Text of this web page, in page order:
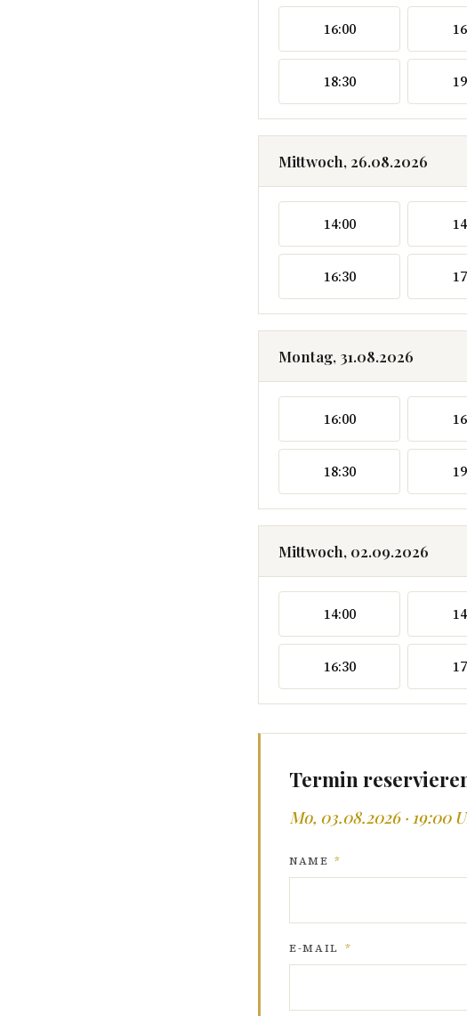
16:00
18:30
Mittwoch, 26.08.2026
14:00
16:30
Montag, 31.08.2026
16:00
18:30
Mittwoch, 02.09.2026
14:00
16:30
Termin
Mo, 03.08.2026 · 19:00
NAME *
E-MAIL *